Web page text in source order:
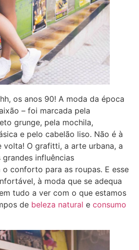
os anos 90! A moda da época
– foi marcada pela
grunge, pela mochila,
e pelo cabelão liso. Não é à
volta! O grafitti, a arte urbana, a
grandes influências
o conforto para as roupas. E esse
à moda que se adequa
tudo a ver com o que estamos
de beleza natural e consumo